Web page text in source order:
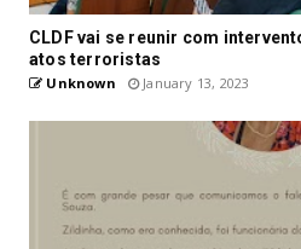
CLDF vai se reunir com
atos terroristas
Unknown January 13, 2023